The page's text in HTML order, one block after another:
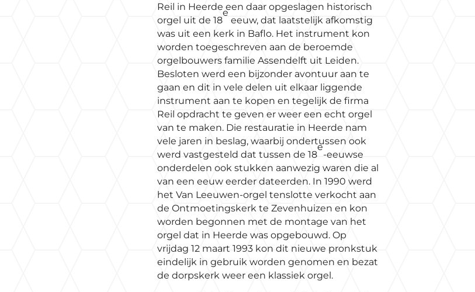
Reil in Heerde een daar opgeslagen historisch
orgel uit de 18
e
eeuw, dat laatstelijk afkomstig
was uit een kerk in Baflo. Het instrument kon
worden toegeschreven aan de beroemde
orgelbouwers familie Assendelft uit Leiden.
Besloten werd een bijzonder avontuur aan te
gaan en dit in vele delen uit elkaar liggende
instrument aan te kopen en tegelijk de firma
Reil opdracht te geven er weer een echt orgel
van te maken. Die restauratie in Heerde nam
vele jaren in beslag, waarbij ondertussen ook
werd vastgesteld dat tussen de 18
e
-eeuwse
onderdelen ook stukken aanwezig waren die al
van een eeuw eerder dateerden. In 1990 werd
het Van Leeuwen-orgel tenslotte verkocht aan
de Ontmoetingskerk te Zevenhuizen en kon
worden begonnen met de montage van het
orgel dat in Heerde was opgebouwd. Op
vrijdag 12 maart 1993 kon dit nieuwe pronkstuk
eindelijk in gebruik worden genomen en bezat
de dorpskerk weer een klassiek orgel.